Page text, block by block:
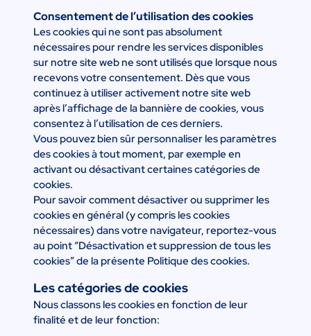
Consentement de l’utilisation des cookies
Les cookies qui ne sont pas absolument
nécessaires pour rendre les services disponibles
sur notre site web ne sont utilisés que lorsque nous
recevons votre consentement. Dès que vous
continuez à utiliser activement notre site web
après l’affichage de la bannière de cookies, vous
consentez à l’utilisation de ces derniers.
Vous pouvez bien sûr personnaliser les paramètres
des cookies à tout moment, par exemple en
activant ou désactivant certaines catégories de
cookies.
Pour savoir comment désactiver ou supprimer les
cookies en général (y compris les cookies
nécessaires) dans votre navigateur, reportez-vous
au point “Désactivation et suppression de tous les
cookies” de la présente Politique des cookies.
Les catégories de cookies
Nous classons les cookies en fonction de leur
finalité et de leur fonction: